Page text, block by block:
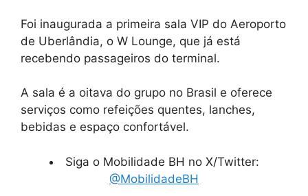
Foi inaugurada a primeira sala VIP do Aeroporto
de Uberlândia, o W Lounge, que já está
recebendo passageiros do terminal.
A sala é a oitava do grupo no Brasil e oferece
serviços como refeições quentes, lanches,
bebidas e espaço confortável.
Siga o Mobilidade BH no X/Twitter:
@MobilidadeBH